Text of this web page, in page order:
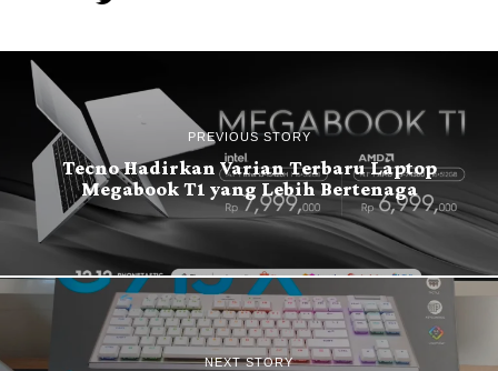
PREVIOUS STORY
Tecno Hadirkan Varian Terbaru Laptop
Megabook T1 yang Lebih Bertenaga
NEXT STORY